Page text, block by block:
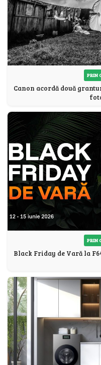
PRIN
Canon acordă două
PRIN
Black Friday de Vară la